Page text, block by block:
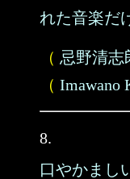
れた音楽だ
（ 忌野清志
（ Imawano
8.
口やかまし